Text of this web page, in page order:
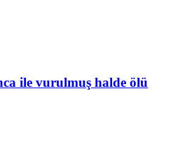
ile vurulmuş halde ölü